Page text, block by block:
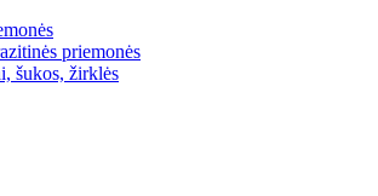
priemonės
šukos, žirklės